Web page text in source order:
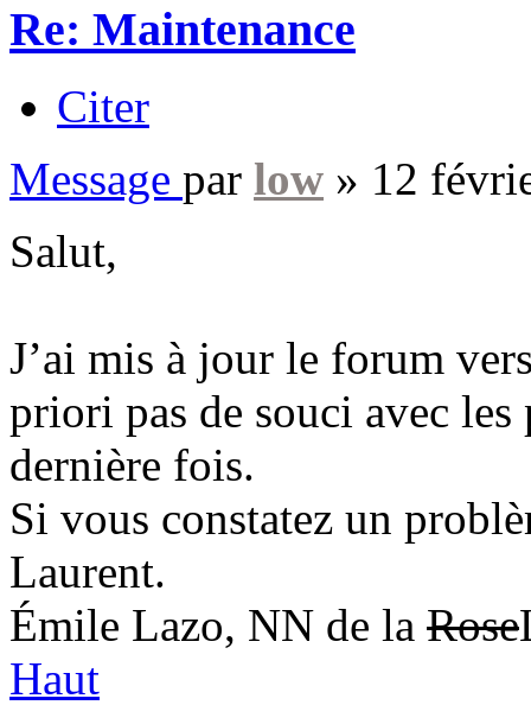
Re: Maintenance
Citer
Message par low » 12
Salut,
J’ai mis à jour le forum
priori pas de souci avec les
dernière fois.
Si vous constatez un
Laurent.
Émile Lazo, NN de la Rose
Haut